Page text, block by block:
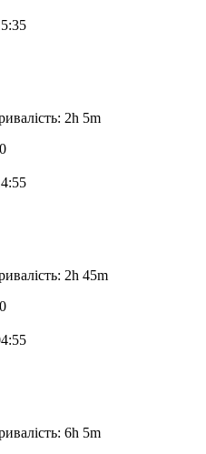
2h 5m
2h 45m
6h 5m